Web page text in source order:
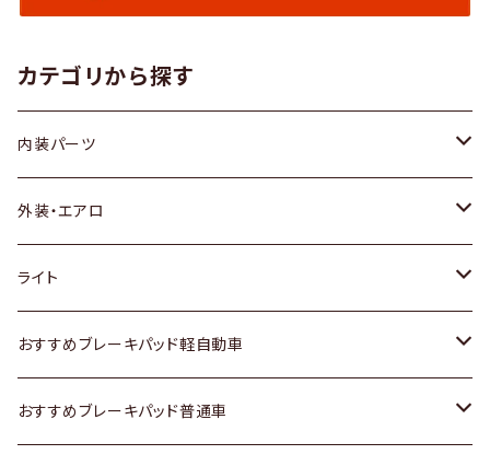
カテゴリから探す
内装パーツ
トヨタ
ホンダ
スズキ
日産
外装・エアロ
トヨタ
ホンダ
スズキ
ライト
トヨタ
スズキ
おすすめブレーキパッド軽自動車
トヨタ
おすすめブレーキパッド普通車